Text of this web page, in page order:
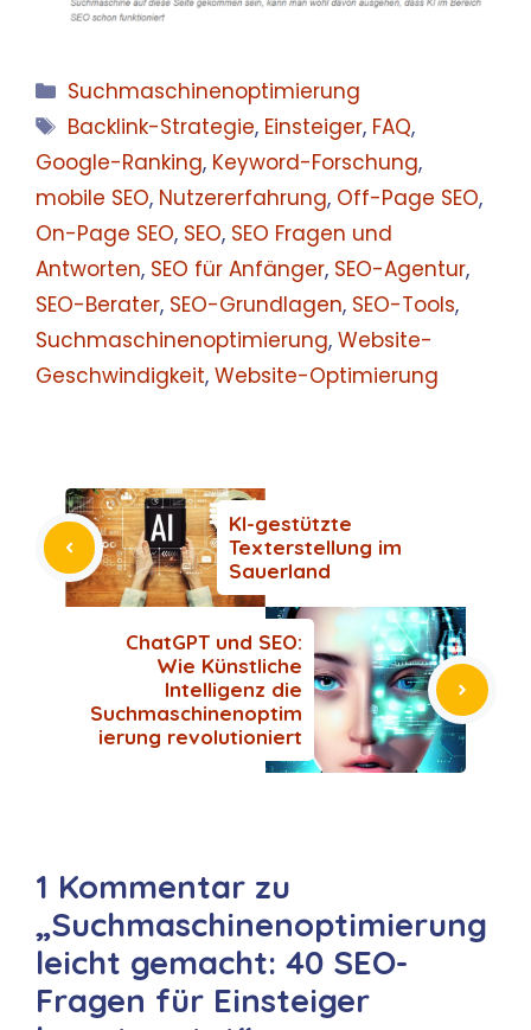
Kategorien
Suchmaschinenoptimierung
Schlagwörter
Backlink-Strategie, Einsteiger, FAQ,
Google-Ranking, Keyword-Forschung,
mobile SEO, Nutzererfahrung, Off-Page SEO,
On-Page SEO, SEO, SEO Fragen und
Antworten, SEO für Anfänger, SEO-Agentur,
SEO-Berater, SEO-Grundlagen, SEO-Tools,
Suchmaschinenoptimierung, Website-
Geschwindigkeit, Website-Optimierung
KI-gestützte
Texterstellung im
Sauerland
ChatGPT und SEO:
Wie Künstliche
Intelligenz die
Suchmaschinenoptim
ierung revolutioniert
1 Kommentar zu
„Suchmaschinenoptimierung
leicht gemacht: 40 SEO-
Fragen für Einsteiger